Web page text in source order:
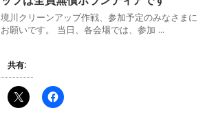
境川クリーンアップ作戦、参加予定のみなさまに
お願いです。 当日、各会場では、参加 ...
共有: